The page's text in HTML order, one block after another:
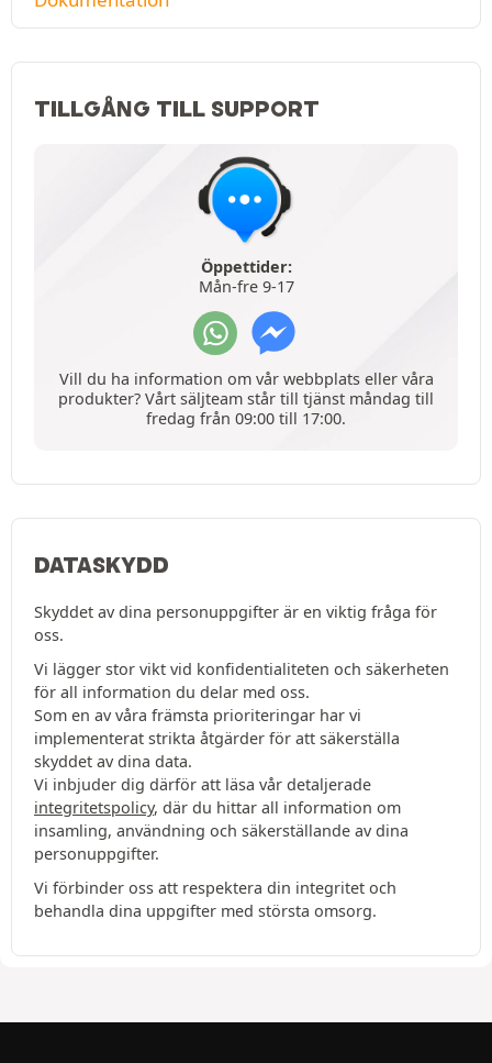
TILLGÅNG TILL SUPPORT
Öppettider:
Mån-fre 9-17
Vill du ha information om vår webbplats eller våra
produkter? Vårt säljteam står till tjänst måndag till
fredag från 09:00 till 17:00.
DATASKYDD
Skyddet av dina personuppgifter är en viktig fråga för
oss.
Vi lägger stor vikt vid konfidentialiteten och säkerheten
för all information du delar med oss.
Som en av våra främsta prioriteringar har vi
implementerat strikta åtgärder för att säkerställa
skyddet av dina data.
Vi inbjuder dig därför att läsa vår detaljerade
integritetspolicy, där du hittar all information om
insamling, användning och säkerställande av dina
personuppgifter.
Vi förbinder oss att respektera din integritet och
behandla dina uppgifter med största omsorg.